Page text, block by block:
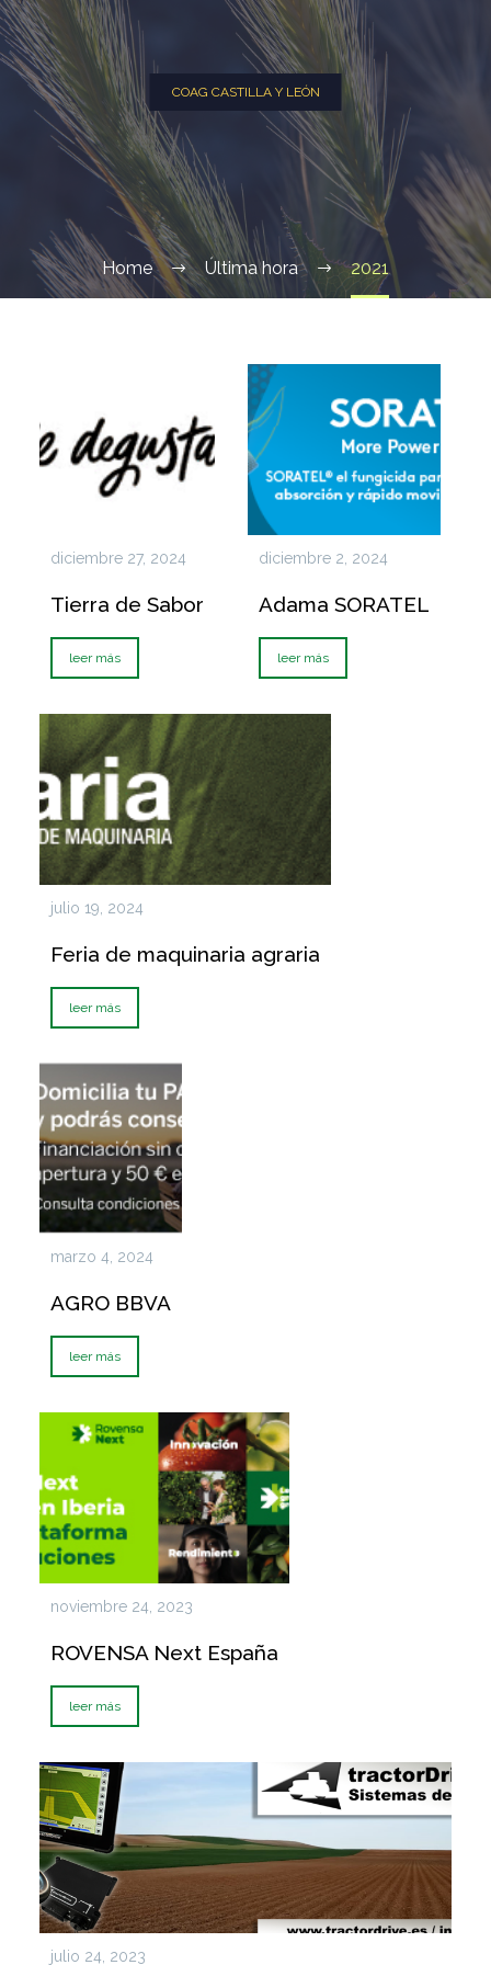
COAG CASTILLA Y LEÓN
Home Última hora 2021
diciembre 27, 2024
Tierra de Sabor
leer más
diciembre 2, 2024
Adama SORATEL
leer más
julio 19, 2024
Feria de maquinaria agraria
leer más
marzo 4, 2024
AGRO BBVA
leer más
noviembre 24, 2023
ROVENSA Next España
leer más
julio 24, 2023